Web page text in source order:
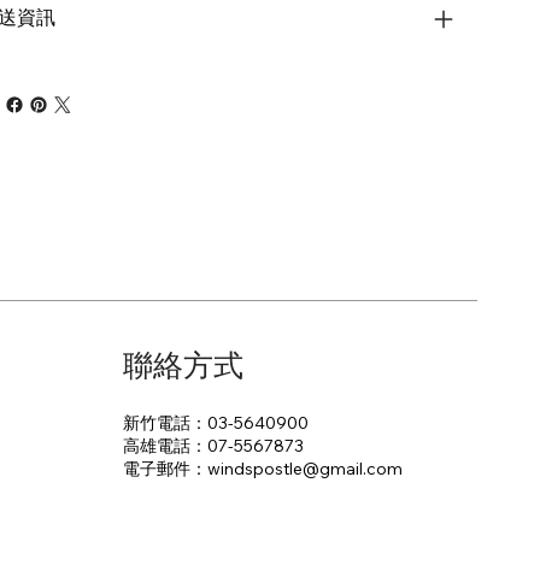
資訊
新竹電話：03-5640900
高雄電話：07-5567873
電子郵件：​windspostle@gmail.com
聯絡方式